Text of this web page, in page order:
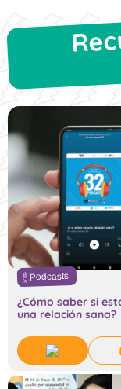
Podcasts
¿Cómo saber si
una relación sana?